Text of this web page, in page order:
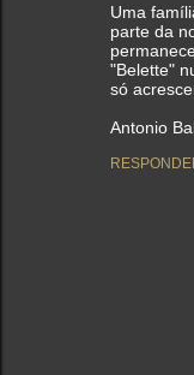
Uma
parte da
"Belette"
só
Antonio